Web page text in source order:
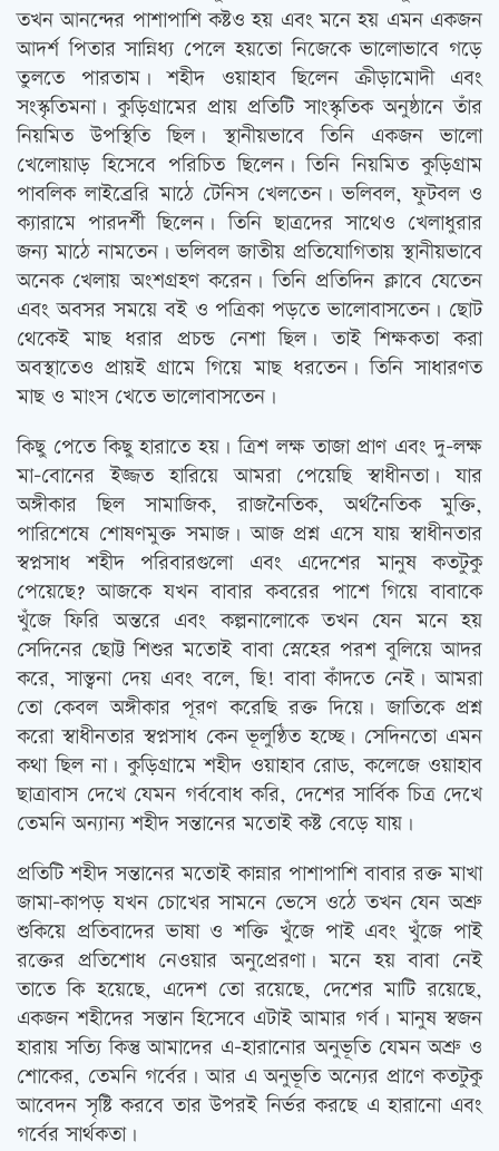
তখন আনন্দের পাশাপাশি কষ্টও হয় এবং মনে হয় এমন একজন
আদর্শ পিতার সান্নিধ্য পেলে হয়তো নিজেকে ভালোভাবে গড়ে
তুলতে পারতাম। শহীদ ওয়াহাব ছিলেন ক্রীড়ামোদী এবং
সংস্কৃতিমনা। কুড়িগ্রামের প্রায় প্রতিটি সাংস্কৃতিক অনুষ্ঠানে তাঁর
নিয়মিত উপস্থিতি ছিল। স্থানীয়ভাবে তিনি একজন ভালো
খেলোয়াড় হিসেবে পরিচিত ছিলেন। তিনি নিয়মিত কুড়িগ্রাম
পাবলিক লাইব্রেরি মাঠে টেনিস খেলতেন। ভলিবল, ফুটবল ও
ক্যারামে পারদর্শী ছিলেন। তিনি ছাত্রদের সাথেও খেলাধুরার
জন্য মাঠে নামতেন। ভলিবল জাতীয় প্রতিযোগিতায় স্থানীয়ভাবে
অনেক খেলায় অংশগ্রহণ করেন। তিনি প্রতিদিন ক্লাবে যেতেন
এবং অবসর সময়ে বই ও পত্রিকা পড়তে ভালোবাসতেন। ছোট
থেকেই মাছ ধরার প্রচন্ড নেশা ছিল। তাই শিক্ষকতা করা
অবস্থাতেও প্রায়ই গ্রামে গিয়ে মাছ ধরতেন। তিনি সাধারণত
মাছ ও মাংস খেতে ভালোবাসতেন।
কিছু পেতে কিছু হারাতে হয়। ত্রিশ লক্ষ তাজা প্রাণ এবং দু-লক্ষ
মা-বোনের ইজ্জত হারিয়ে আমরা পেয়েছি স্বাধীনতা। যার
অঙ্গীকার ছিল সামাজিক, রাজনৈতিক, অর্থনৈতিক মুক্তি,
পারিশেষে শোষণমুক্ত সমাজ। আজ প্রশ্ন এসে যায় স্বাধীনতার
স্বপ্নসাধ শহীদ পরিবারগুলো এবং এদেশের মানুষ কতটুকু
পেয়েছে? আজকে যখন বাবার কবরের পাশে গিয়ে বাবাকে
খুঁজে ফিরি অন্তরে এবং কল্পনালোকে তখন যেন মনে হয়
সেদিনের ছোট্ট শিশুর মতোই বাবা স্নেহের পরশ বুলিয়ে আদর
করে, সান্ত্বনা দেয় এবং বলে, ছি! বাবা কাঁদতে নেই। আমরা
তো কেবল অঙ্গীকার পূরণ করেছি রক্ত দিয়ে। জাতিকে প্রশ্ন
করো স্বাধীনতার স্বপ্নসাধ কেন ভূলুণ্ঠিত হচ্ছে। সেদিনতো এমন
কথা ছিল না। কুড়িগ্রামে শহীদ ওয়াহাব রোড, কলেজে ওয়াহাব
ছাত্রাবাস দেখে যেমন গর্ববোধ করি, দেশের সার্বিক চিত্র দেখে
তেমনি অন্যান্য শহীদ সন্তানের মতোই কষ্ট বেড়ে যায়।
প্রতিটি শহীদ সন্তানের মতোই কান্নার পাশাপাশি বাবার রক্ত মাখা
জামা-কাপড় যখন চোখের সামনে ভেসে ওঠে তখন যেন অশ্রু
শুকিয়ে প্রতিবাদের ভাষা ও শক্তি খুঁজে পাই এবং খুঁজে পাই
রক্তের প্রতিশোধ নেওয়ার অনুপ্রেরণা। মনে হয় বাবা নেই
তাতে কি হয়েছে, এদেশ তো রয়েছে, দেশের মাটি রয়েছে,
একজন শহীদের সন্তান হিসেবে এটাই আমার গর্ব। মানুষ স্বজন
হারায় সত্যি কিন্তু আমাদের এ-হারানোর অনুভূতি যেমন অশ্রু ও
শোকের, তেমনি গর্বের। আর এ অনুভূতি অন্যের প্রাণে কতটুকু
আবেদন সৃষ্টি করবে তার উপরই নির্ভর করছে এ হারানো এবং
গর্বের সার্থকতা।